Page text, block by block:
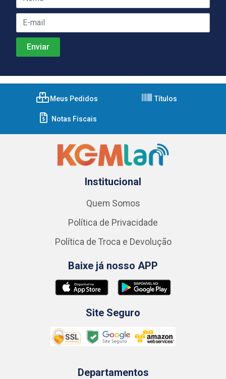
Meus Pedidos Títulos
Notas Fiscais
Institucional
Quem Somos
Política de Privacidade
Política de Troca e Devolução
Baixe já nosso APP
Site Seguro
Departamentos